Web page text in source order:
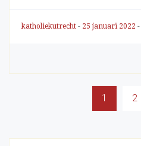
katholiekutrecht - 25 januari 2022 -
1 2